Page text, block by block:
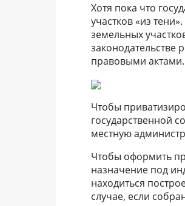
Хотя пока что
участков «из
земельных
правовыми актами.
Чтобы
государственной
местную
Чтобы оформить
назначение под
находиться
случае, если